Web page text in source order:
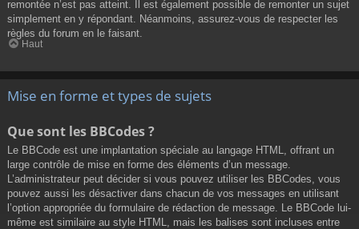
remontée n’est pas atteint. Il est également possible de remonter un sujet
simplement en y répondant. Néanmoins, assurez-vous de respecter les
règles du forum en le faisant.
Haut
Mise en forme et types de sujets
Que sont les BBCodes ?
Le BBCode est une implantation spéciale au langage HTML, offrant un
large contrôle de mise en forme des éléments d’un message.
L’administrateur peut décider si vous pouvez utiliser les BBCodes, vous
pouvez aussi les désactiver dans chacun de vos messages en utilisant
l’option appropriée du formulaire de rédaction de message. Le BBCode lui-
même est similaire au style HTML, mais les balises sont incluses entre